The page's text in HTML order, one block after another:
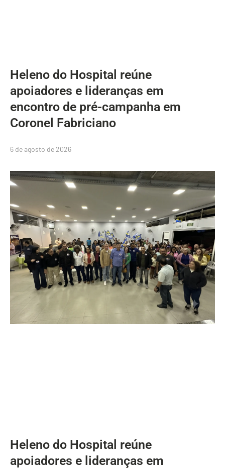
Heleno do Hospital reúne
apoiadores e lideranças em
encontro de pré-campanha em
Coronel Fabriciano
6 de agosto de 2026
Heleno do Hospital reúne
apoiadores e lideranças em